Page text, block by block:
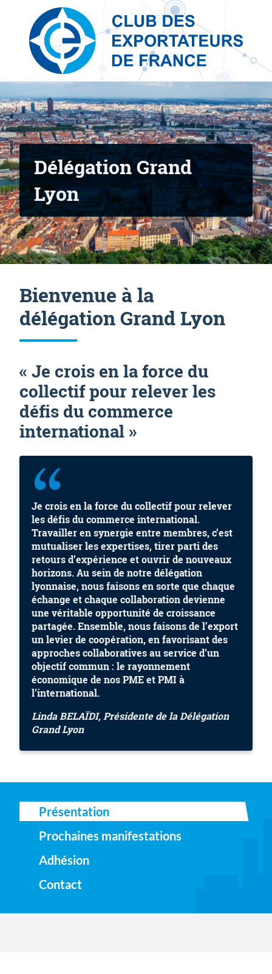
Skip to content
Délégation Grand Lyon
Délégation du Club des Exportateurs de France
Délégation Grand
Lyon
Bienvenue à la
délégation Grand Lyon
« Je crois en la force du
collectif pour relever les
défis du commerce
international »
Je crois en la force du collectif pour relever
les défis du commerce international.
Travailler en synergie entre membres, c’est
mutualiser les expertises, tirer parti des
retours d’expérience et ouvrir de nouveaux
horizons. Au sein de notre délégation
lyonnaise, nous faisons en sorte que chaque
échange et chaque collaboration devienne
une véritable opportunité de croissance
partagée. Ensemble, nous faisons de l’export
un levier de coopération, en favorisant des
approches collaboratives au service d’un
objectif commun : le rayonnement
économique de nos PME et PMI à
l’international.
Linda BELAÏDI,Présidente de la Délégation
Grand Lyon
Présentation
Prochaines manifestations
Adhésion
Contact